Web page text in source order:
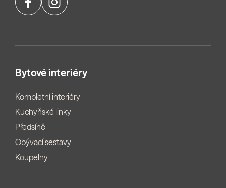
Bytové interiéry
Kompletní interiéry
Kuchyňské linky
Předsíně
Obývací sestavy
Koupelny